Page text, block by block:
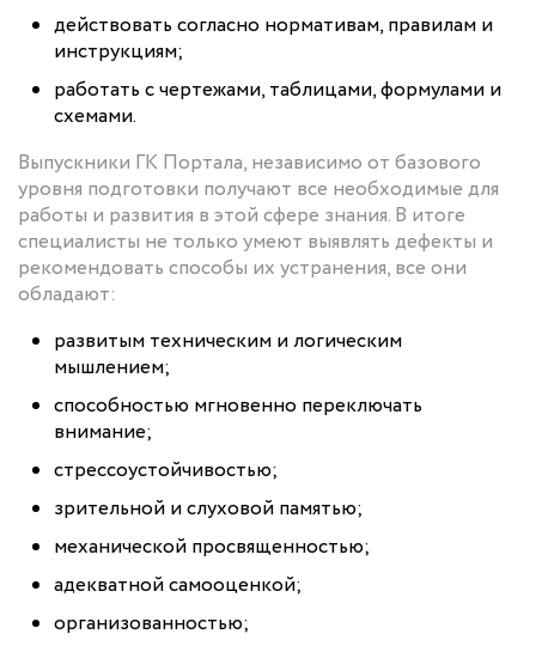
действовать согласно нормативам, правилам и
инструкциям;
работать с чертежами, таблицами, формулами и
схемами.
Выпускники ГК Портала, независимо от базового
уровня подготовки получают все необходимые для
работы и развития в этой сфере знания. В итоге
специалисты не только умеют выявлять дефекты и
рекомендовать способы их устранения, все они
обладают:
развитым техническим и логическим
мышлением;
способностью мгновенно переключать
внимание;
стрессоустойчивостью;
зрительной и слуховой памятью;
механической просвященностью;
адекватной самооценкой;
организованностью;